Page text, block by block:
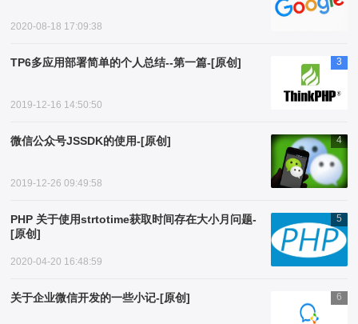
2020-08-18 17:09:38
3
TP6多应用部署简单的个人总结--第一篇-[原创]
2019-12-16 14:50:50
4
微信公众号JSSDK的使用-[原创]
2019-12-26 09:49:58
5
PHP 关于使用strtotime获取时间存在大小月问题-
[原创]
2020-04-20 16:48:59
6
关于企业微信开发的一些小记-[原创]